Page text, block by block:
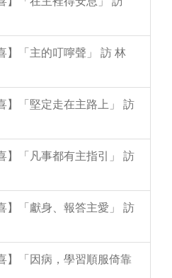
】「主的叮嚀聲」 訪 林
】「堅定走在主路上」 訪
】「凡事都有主指引」 訪
】「獻身、報答主愛」 訪
】「因病，學習順服倚靠